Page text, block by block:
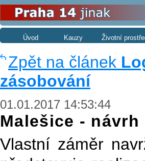
Úvod Kauzy Životní
Zpět na článek
zásobování
01.01.2017 14:53:44
Malešice -
Vlastní záměr